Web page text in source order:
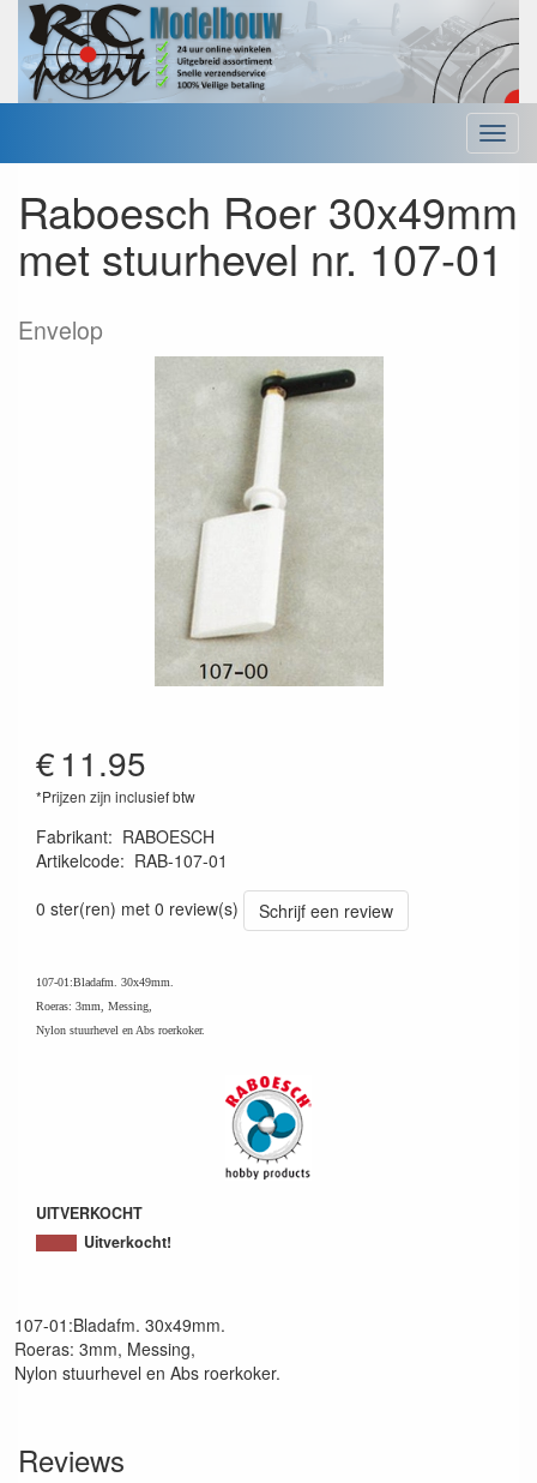
Menu
Raboesch Roer 30x49mm
met stuurhevel nr. 107-01
Envelop
€11.95
*Prijzen zijn inclusief btw
Fabrikant: RABOESCH
Artikelcode: RAB-107-01
0 ster(ren) met 0 review(s)
Schrijf een review
107-01:Bladafm. 30x49mm.
Roeras: 3mm, Messing,
Nylon stuurhevel en Abs roerkoker.
UITVERKOCHT
Uitverkocht!
107-01:Bladafm. 30x49mm.
Roeras: 3mm, Messing,
Nylon stuurhevel en Abs roerkoker.
Reviews